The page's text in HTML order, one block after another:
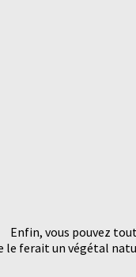
Enfin, vous pouvez
le ferait un végétal